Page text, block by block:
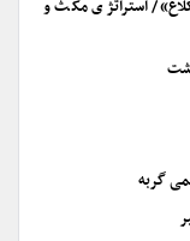
استراتژی مکث و
گربه